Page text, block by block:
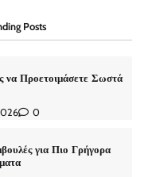
Posts
Προετοιμάσετε Σωστά
0
για Πιο Γρήγορα